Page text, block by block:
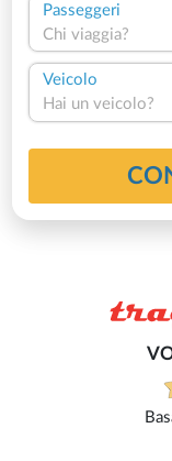
Passeggeri
Chi viaggia?
Veicolo
Hai un veicolo?